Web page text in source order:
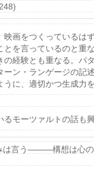
映画をつくっているは
とを言っているのと重
の経験とも重なる。パ
ーン・ランゲージの記
うに、適切かつ生成力
るモーツァルトの話も
は言う―――構想は心の